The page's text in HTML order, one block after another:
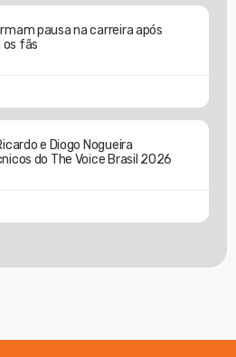
pausa na carreira após
fãs
e Diogo Nogueira
do The Voice Brasil 2026